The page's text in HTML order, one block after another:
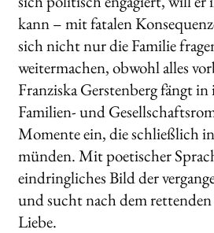
kann – mit fatalen
sich nicht nur die Familie
weitermachen, obwohl alles
Franziska Gerstenberg fängt
Familien- und
Momente ein, die schließlich
münden. Mit poetischer
eindringliches Bild der
und sucht nach dem
Liebe.